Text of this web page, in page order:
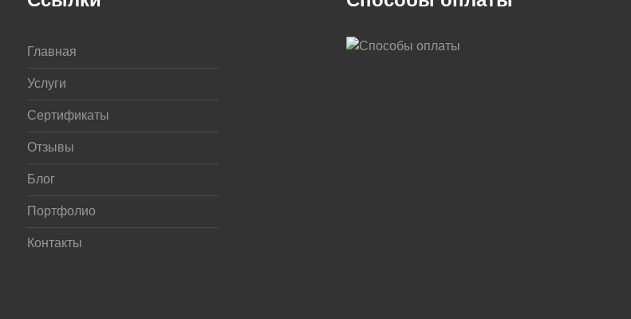
Главная
Услуги
Сертификаты
Отзывы
Блог
Портфолио
Контакты